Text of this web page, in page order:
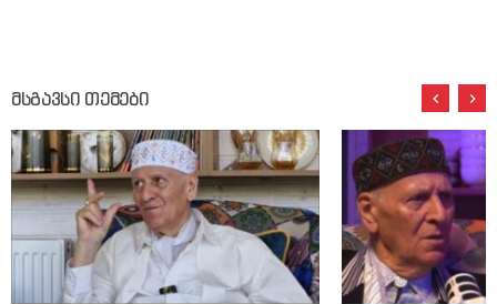
მსგავსი თემები